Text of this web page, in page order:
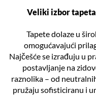
Veliki izbor tapeta
Tapete dolaze u
omogućavajući
Najčešće se izrađuju u
postavljanje na
raznolika – od
pružaju sofisticiranu i